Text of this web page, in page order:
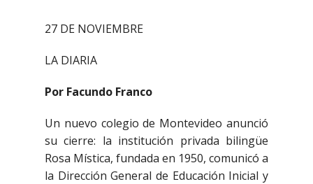
27 DE NOVIEMBRE
LA DIARIA
Por Facundo Franco
Un nuevo colegio de Montevideo anunció
su cierre: la institución privada bilingüe
Rosa Mística, fundada en 1950, comunicó a
la Dirección General de Educación Inicial y